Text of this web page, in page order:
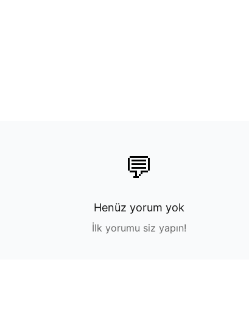
💬
Henüz yorum yok
İlk yorumu siz yapın!